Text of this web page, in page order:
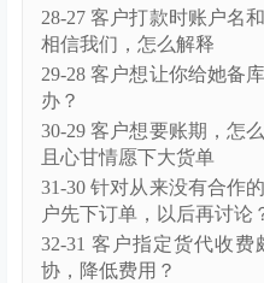
28-27 客户打款时账户名
相信我们，怎么解释
29-28 客户想让你给她备
办？
30-29 客户想要账期，怎
且心甘情愿下大货单
31-30 针对从来没有合作
户先下订单，以后再讨论
32-31 客户指定货代收
协，降低费用？